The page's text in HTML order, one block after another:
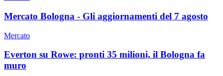
Mercato Bologna - Gli aggiornamenti del 7 agosto
Mercato
Everton su Rowe: pronti 35 milioni, il Bologna fa
muro